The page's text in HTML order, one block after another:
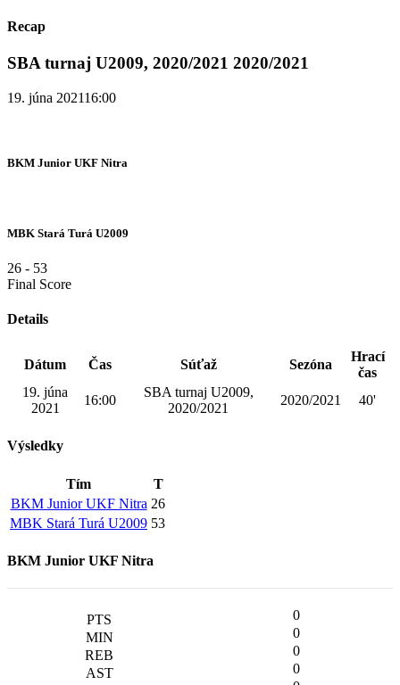
Recap
SBA turnaj U2009, 2020/2021 2020/2021
19. júna 202116:00
BKM Junior UKF Nitra
MBK Stará Turá U2009
26 - 53
Final Score
Details
Dátum Čas Súťaž Sezóna
Hrací
čas
19. júna
2021
16:00
SBA turnaj U2009,
2020/2021
2020/2021 40'
Výsledky
Tím
T
BKM Junior UKF Nitra 26
MBK Stará Turá U2009 53
BKM Junior UKF Nitra
0
0
0
0